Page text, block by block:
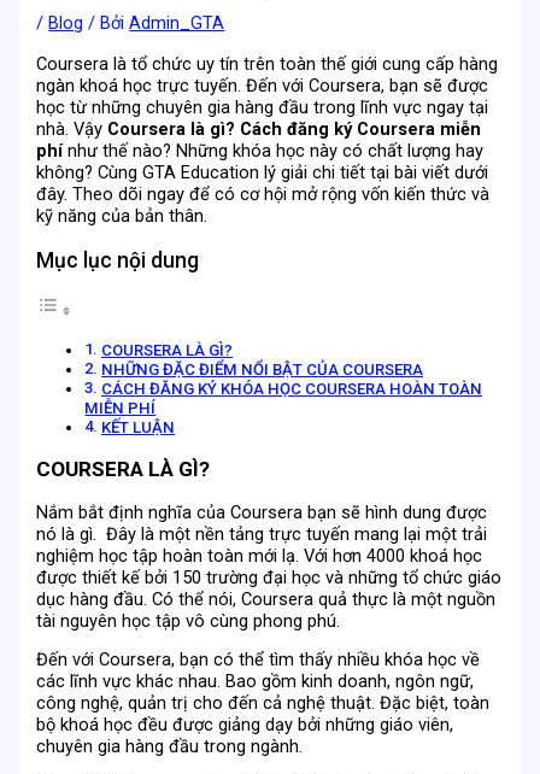
/Blog / BởiAdmin_GTA
Coursera là tổ chức uy tín trên toàn thế giới cung cấp hàng
ngàn khoá học trực tuyến. Đến với Coursera, bạn sẽ được
học từ những chuyên gia hàng đầu trong lĩnh vực ngay tại
nhà. Vậy Coursera là gì? Cách đăng ký Coursera miễn
phínhư thế nào? Những khóa học này có chất lượng hay
không? Cùng GTA Education lý giải chi tiết tại bài viết dưới
đây. Theo dõi ngay để có cơ hội mở rộng vốn kiến thức và
kỹ năng của bản thân.
Mục lục nội dung
COURSERA LÀ GÌ?
NHỮNG ĐẶC ĐIỂM NỔI BẬT CỦA COURSERA
CÁCH ĐĂNG KÝ KHÓA HỌC COURSERA HOÀN TOÀN
MIỄN PHÍ
KẾT LUẬN
COURSERA LÀ GÌ?
Nắm bắt định nghĩa của Coursera bạn sẽ hình dung được
nó là gì. Đây là một nền tảng trực tuyến mang lại một trải
nghiệm học tập hoàn toàn mới lạ. Với hơn 4000 khoá học
được thiết kế bởi 150 trường đại học và những tổ chức giáo
dục hàng đầu. Có thể nói, Coursera quả thực là một nguồn
tài nguyên học tập vô cùng phong phú.
Đến với Coursera, bạn có thể tìm thấy nhiều khóa học về
các lĩnh vực khác nhau. Bao gồm kinh doanh, ngôn ngữ,
công nghệ, quản trị cho đến cả nghệ thuật. Đặc biệt, toàn
bộ khoá học đều được giảng dạy bởi những giáo viên,
chuyên gia hàng đầu trong ngành.